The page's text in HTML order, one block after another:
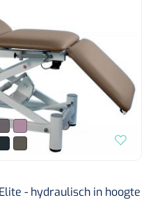
- hydraulisch in hoogte